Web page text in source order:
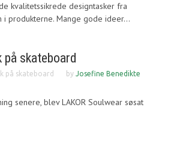
kvalitetssikrede designtasker fra
i produkterne. Mange gode ideer...
på skateboard
på skateboard by Josefine Benedikte
senere, blev LAKOR Soulwear søsat